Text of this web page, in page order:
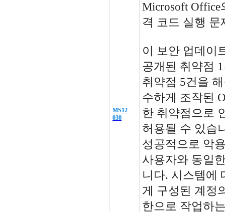
MS12-
030
Microsoft
격 코드 실행 문
이 보안 업데이
공개된 취약점
취약점 5건을
수하게 조작된
한 취약점으로
허용될 수 있습
성공적으로 악
사용자와 동일
니다. 시스템에
게 구성된 계정
한으로 작업하